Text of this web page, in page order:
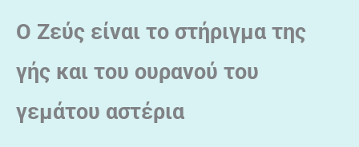
Ο Ζεύς είναι το στήριγμα της
γής και του ουρανού του
γεμάτου αστέρια